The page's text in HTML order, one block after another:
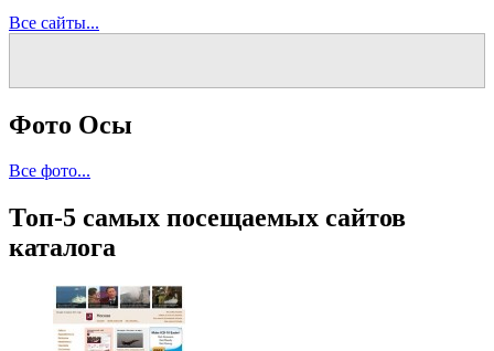
Все сайты...
Фото Осы
Все фото...
Топ-5 самых посещаемых сайтов
каталога